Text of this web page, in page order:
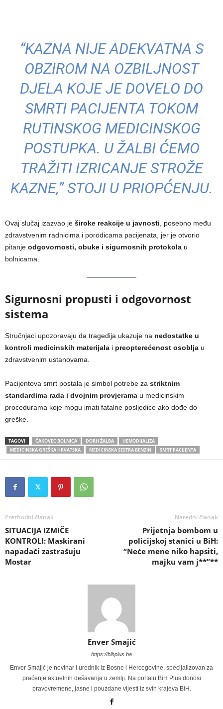
“KAZNA NIJE ADEKVATNA S
OBZIROM NA OZBILJNOST
DJELA KOJE JE DOVELO DO
SMRTI PACIJENTA TOKOM
RUTINSKOG MEDICINSKOG
POSTUPKA. U ŽALBI ĆEMO
TRAŽITI IZRICANJE STROŽE
KAZNE,” STOJI U PRIOPĆENJU.
Ovaj slučaj izazvao je široke reakcije u javnosti , posebno među
zdravstvenim radnicima i porodicama pacijenata, jer je otvorio
pitanje odgovornosti, obuke i sigurnosnih protokola u
bolnicama.
Sigurnosni propusti i odgovornost
sistema
Stručnjaci upozoravaju da tragedija ukazuje na nedostatke u
kontroli medicinskih materijala i preopterećenost osoblja u
zdravstvenim ustanovama.
Pacijentova smrt postala je simbol potrebe za striktnim
standardima rada i dvojnim provjerama u medicinskim
procedurama koje mogu imati fatalne posljedice ako dođe do
greške.
TAGOVI ČAKOVEC BOLNICA DORH ŽALBA
HEMODIJALIZA
MEDICINSKA GREŠKA HRVATSKA
MEDICINSKA SESTRA BENZIN SMRT PACIJENTA
Prethodni članak
SITUACIJA IZMIČE
KONTROLI: Maskirani
napadači zastrašuju
Mostar
Naredni članak
Prijetnja bombom u
policijskoj stanici u BiH:
“Neće mene niko hapsiti,
majku vam j**”**
Enver Smajić
https://bihplus.ba
Enver Smajić je novinar i urednik iz Bosne i Hercegovine, specijalizovan za
praćenje aktuelnih dešavanja u zemlji. Na portalu BiH Plus donosi
pravovremene, jasne i pouzdane vijesti iz svih krajeva BiH.